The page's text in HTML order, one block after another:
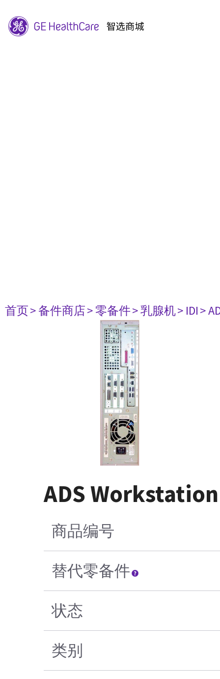
首页> 备件商店> 零备件> 乳腺机> IDI>
ADS
商品编号
替代零备件
状态
类别